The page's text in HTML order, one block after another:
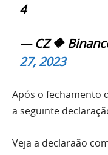
4
— CZ 🔶
27, 2023
Após o fechamento
a seguinte
Veja a declaraão